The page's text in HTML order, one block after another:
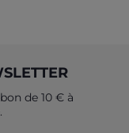
de 10 € à